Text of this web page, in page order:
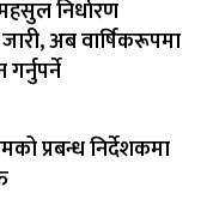
निर्धारण
अब वार्षिकरूपमा
प्रबन्ध निर्देशकमा